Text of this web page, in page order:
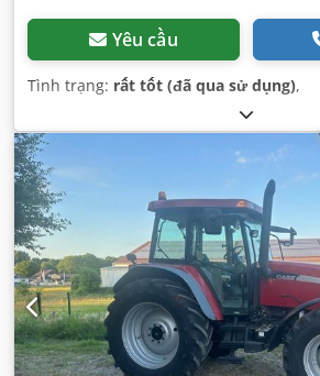
Yêu cầu
Tình trạng: rất tốt (đã qua sử dụng),